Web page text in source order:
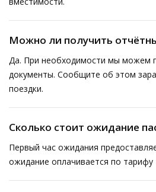
Можно ли получить
Да. При необходимости мы можем
документы. Сообщите об этом
поездки.
Сколько стоит ожидание
Первый час ожидания
ожидание оплачивается по тарифу